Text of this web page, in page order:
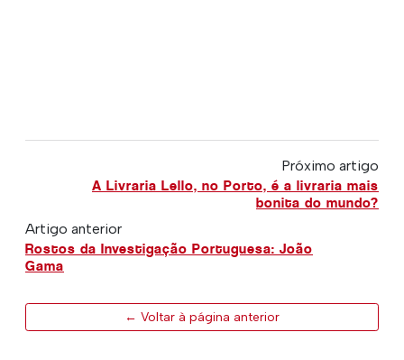
Próximo artigo
A Livraria Lello, no Porto, é a livraria mais
bonita do mundo?
Artigo anterior
Rostos da Investigação Portuguesa: João
Gama
← Voltar à página anterior